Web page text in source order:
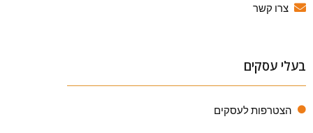
צרו קשר
בעלי עסקים
הצטרפות לעסקים